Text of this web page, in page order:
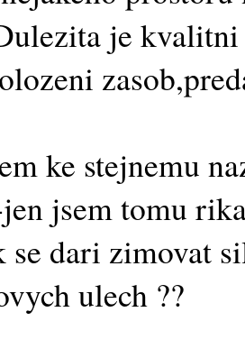
je
ke stejnemu
jsem tomu
se dari zimovat
ulech ??